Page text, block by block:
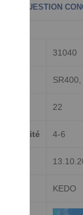
31040
22
4-6
KEDO
QUESTION